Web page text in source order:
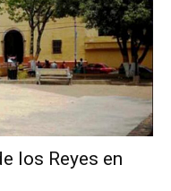
los Reyes en